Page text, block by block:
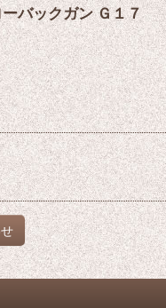
バックガン Ｇ１７